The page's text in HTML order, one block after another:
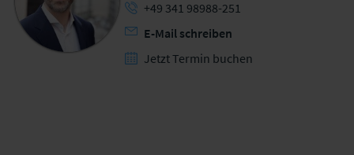
+49 341 98988-251
E-Mail schreiben
Jetzt Termin buchen